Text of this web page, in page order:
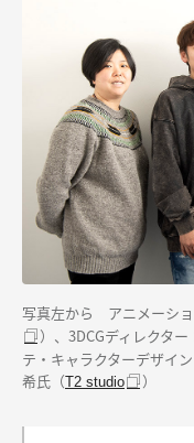
写真左から アニメーシ
）、3DCGディレクタ
テ・キャラクターデザイ
希氏（T2 studio ）